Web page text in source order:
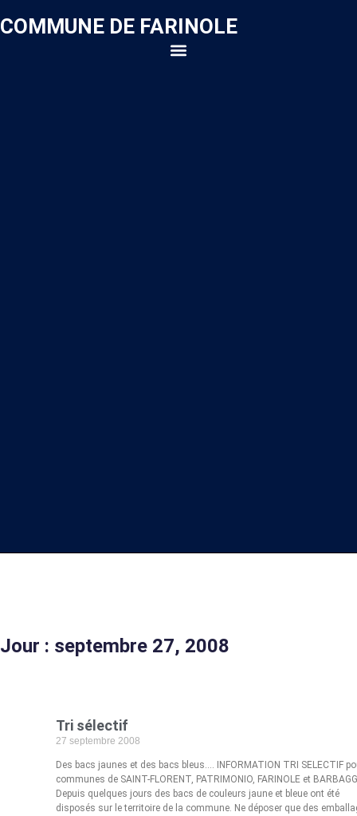
COMMUNE DE FARINOLE
Jour : septembre 27, 2008
Tri sélectif
27 septembre 2008
Des bacs jaunes et des bacs bleus…. INFORMATION TRI SELECTIF
communes de SAINT-FLORENT, PATRIMONIO, FARINOLE et
Depuis quelques jours des bacs de couleurs jaune et bleue ont été
disposés sur le territoire de la commune. Ne déposer que des